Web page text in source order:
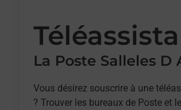
La Poste Salleles D
Vous désirez souscrire à une
? Trouver les bureaux de Poste et